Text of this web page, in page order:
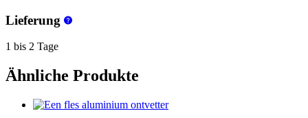
Lieferung
1 bis 2 Tage
Ähnliche Produkte